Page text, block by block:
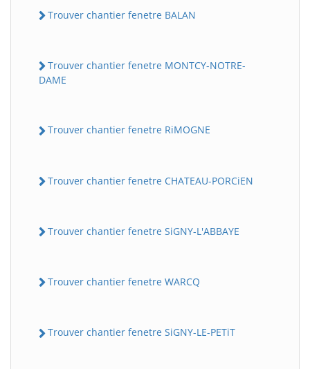
Trouver chantier fenetre BALAN
Trouver chantier fenetre MONTCY-NOTRE-
DAME
Trouver chantier fenetre RiMOGNE
Trouver chantier fenetre CHATEAU-PORCiEN
Trouver chantier fenetre SiGNY-L'ABBAYE
Trouver chantier fenetre WARCQ
Trouver chantier fenetre SiGNY-LE-PETiT